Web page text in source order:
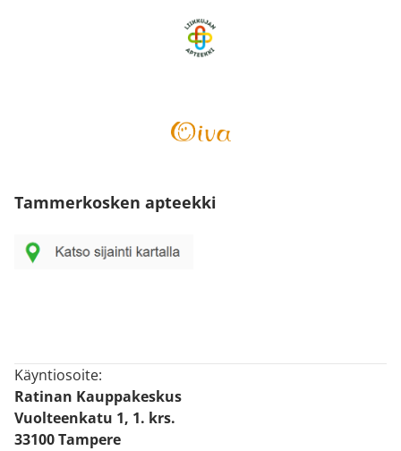
Tammerkosken apteekki
Käyntiosoite:
Ratinan Kauppakeskus
Vuolteenkatu 1, 1. krs.
33100 Tampere